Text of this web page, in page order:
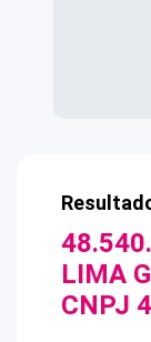
LIMA
CNPJ